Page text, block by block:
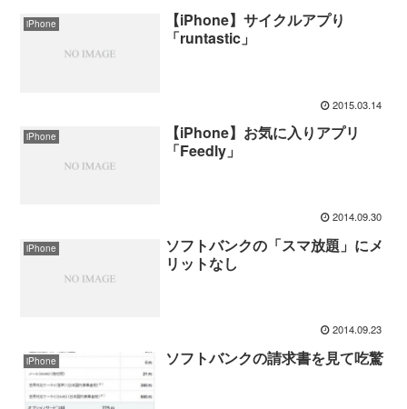
iPhone
【iPhone】サイクルアプり
「runtastic」
2015.03.14
iPhone
【iPhone】お気に入りアプリ
「Feedly」
2014.09.30
iPhone
ソフトバンクの「スマ放題」にメ
リットなし
2014.09.23
iPhone ソフトバンクの請求書を見て吃驚